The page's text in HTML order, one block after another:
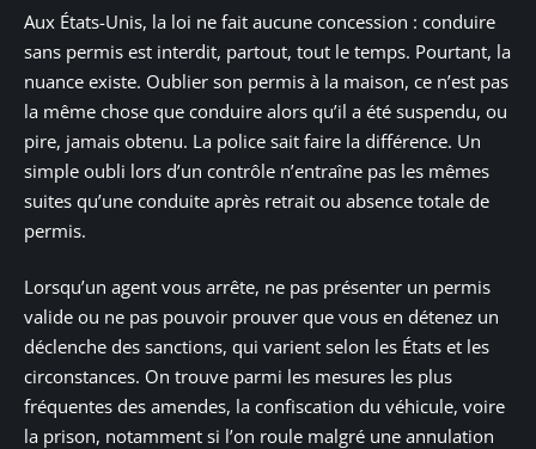
Aux États-Unis, la loi ne fait aucune concession : conduire
sans permis est interdit, partout, tout le temps. Pourtant, la
nuance existe. Oublier son permis à la maison, ce n’est pas
la même chose que conduire alors qu’il a été suspendu, ou
pire, jamais obtenu. La police sait faire la différence. Un
simple oubli lors d’un contrôle n’entraîne pas les mêmes
suites qu’une conduite après retrait ou absence totale de
permis.
Lorsqu’un agent vous arrête, ne pas présenter un permis
valide ou ne pas pouvoir prouver que vous en détenez un
déclenche des sanctions, qui varient selon les États et les
circonstances. On trouve parmi les mesures les plus
fréquentes des amendes, la confiscation du véhicule, voire
la prison, notamment si l’on roule malgré une annulation